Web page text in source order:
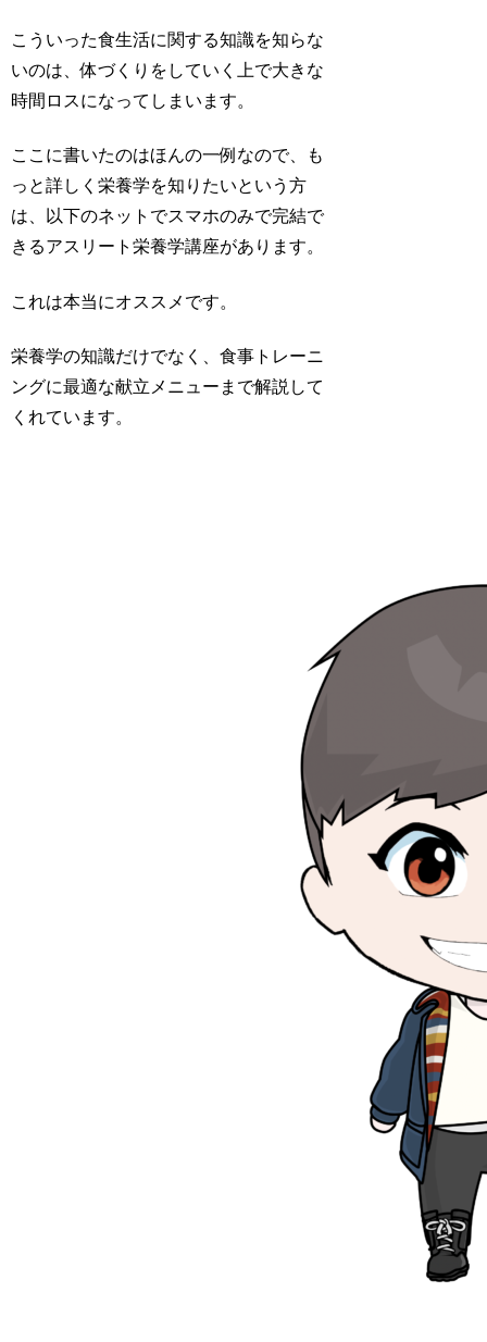
こういった食生活に関する知識を知らな
いのは、体づくりをしていく上で大きな
時間ロスになってしまいます。
ここに書いたのはほんの一例なので、も
っと詳しく栄養学を知りたいという方
は、以下のネットでスマホのみで完結で
きるアスリート栄養学講座があります。
これは本当にオススメです。
栄養学の知識だけでなく、食事トレーニ
ングに最適な献立メニューまで解説して
くれています。